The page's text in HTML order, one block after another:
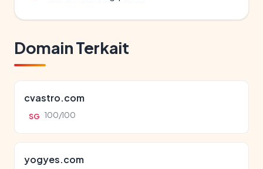
Domain Terkait
cvastro.com
SG 100/100
yogyes.com